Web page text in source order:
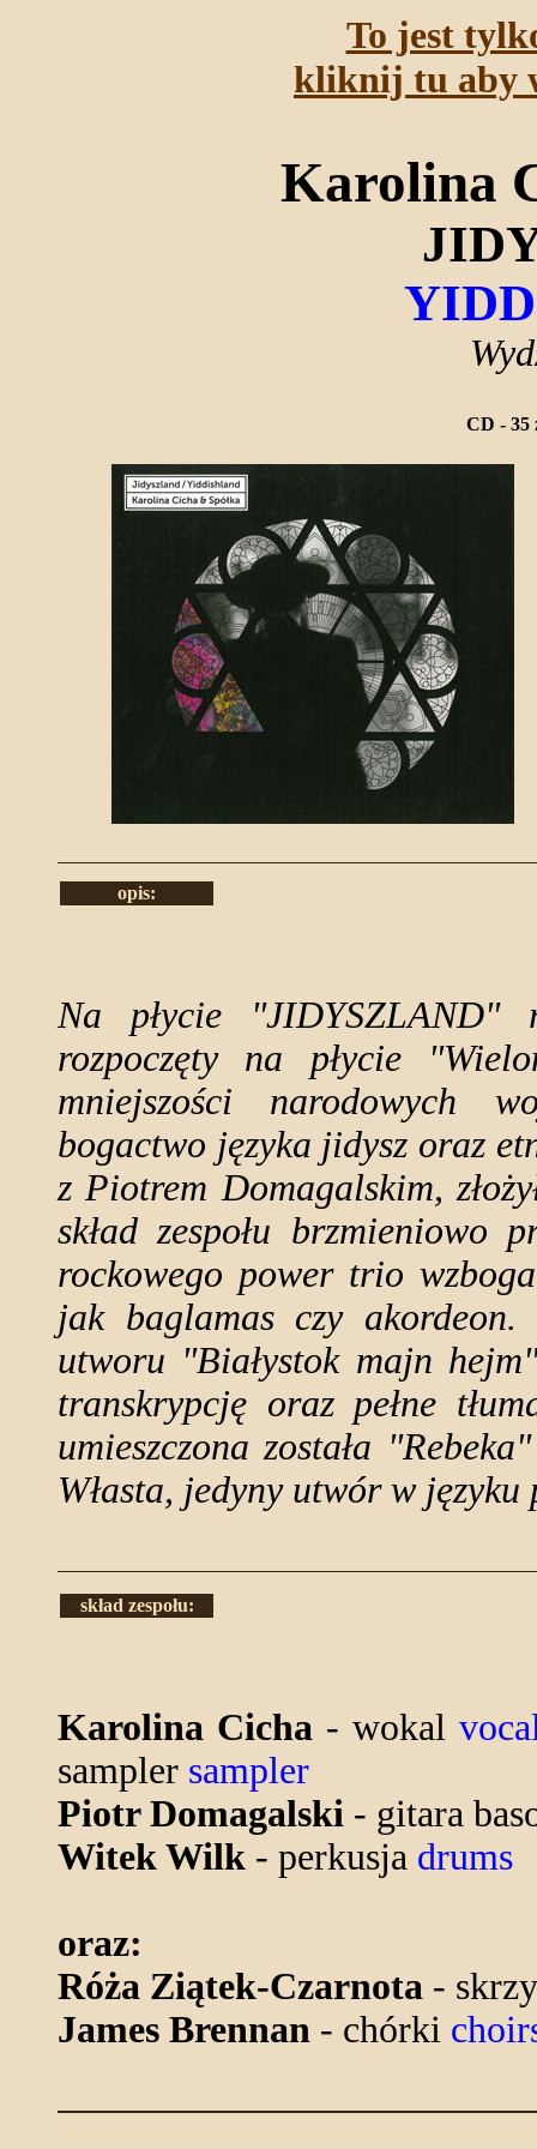
To jest
kliknij tu aby
Karolina
CD - 35
opis:
Na płycie "JIDYSZLAND"
rozpoczęty na płycie
mniejszości narodowych
bogactwo języka jidysz oraz
z Piotrem Domagalskim,
skład zespołu brzmieniowo
rockowego power trio
jak baglamas czy
utworu "Białystok majn
transkrypcję oraz pełne
umieszczona została
Własta, jedyny utwór w języku
skład zespołu:
Karolina Cicha - wokal
sampler sampler
Piotr Domagalski - gitara
Witek Wilk - perkusja drums
oraz:
Róża Ziątek-Czarnota -
James Brennan - chórki